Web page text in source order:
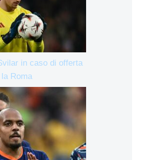
in caso di offerta
Roma